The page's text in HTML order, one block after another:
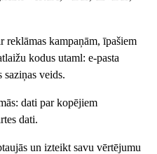
kampaņām, īpašiem
kodus utaml: e-pasta
saziņas veids.
dati par kopējiem
dati.
un izteikt savu vērtējumu